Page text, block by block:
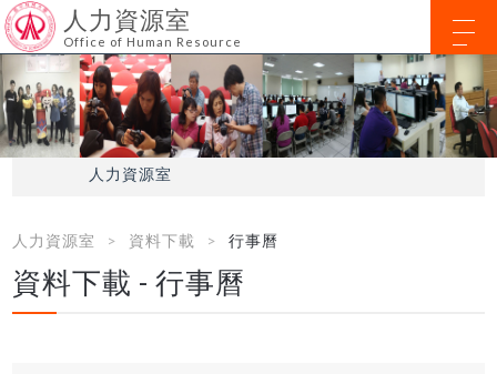
人力資源室
Office of Human Resource
人力資源室
人力資源室 資料下載 行事曆
資料下載 - 行事曆